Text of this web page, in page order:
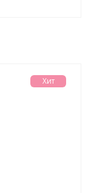
Хит